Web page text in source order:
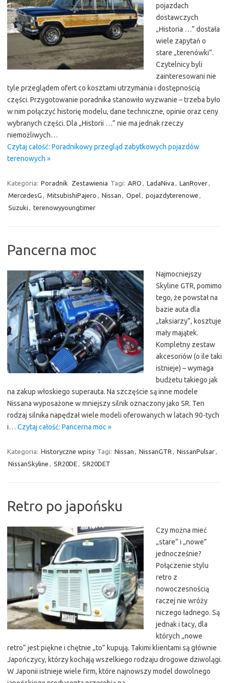
pojazdach
dostawczych
„Historia …” dostała
wiele zapytań o
stare „terenówki”.
Czytelnicy byli
zainteresowani nie
tyle przeglądem ofert co kosztami utrzymania i dostępnością
części. Przygotowanie poradnika stanowiło wyzwanie – trzeba było
w nim połączyć historię modelu, dane techniczne, opinie oraz ceny
wybranych części. Dla „Historii …” nie ma jednak rzeczy
niemożliwych…
Czytaj całość: Poradnikowy przegląd zabytkowych pojazdów
terenowych »
Kategoria: Poradnik Zestawienia Tagi: ARO , LadaNiva , LanRover,
MercedesG , MitsubishiPajero , Nissan , Opel, pojazdyterenowe ,
Suzuki , terenowyyoungtimer
Pancerna moc
Najmocniejszy
Skyline GTR, pomimo
tego, że powstał na
bazie auta dla
„taksiarzy”, kosztuje
mały majątek.
Kompletny zestaw
akcesoriów (o ile taki
istnieje) – wymaga
budżetu takiego jak
na zakup włoskiego superauta. Na szczęście są inne modele
Nissana wyposażone w mniejszy silnik oznaczony jako SR. Ten
rodzaj silnika napędzał wiele modeli oferowanych w latach 90-tych
i… Czytaj całość: Pancerna moc »
Kategoria: Historyczne wpisy Tagi: Nissan , NissanGTR , NissanPulsar,
NissanSkyline , SR20DE, SR20DET
Retro po japońsku
Czy można mieć
„stare” i „nowe”
jednocześnie?
Połączenie stylu
retro z
nowoczesnością
raczej nie wróży
niczego ładnego. Są
jednak i tacy, dla
których „nowe
retro” jest piękne i chętnie „to” kupują. Takimi klientami są głównie
Japończycy, którzy kochają wszelkiego rodzaju drogowe dziwolągi.
W Japonii istnieje wiele firm, które najnowszy model dowolnego